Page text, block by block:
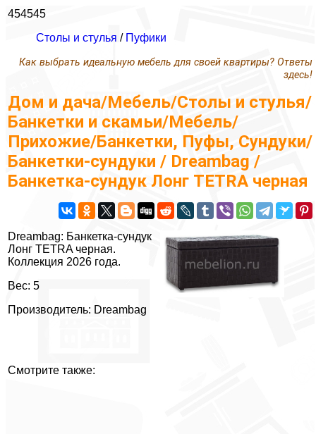
454545
Столы и стулья / Пуфики
Как выбрать идеальную мебель для своей квартиры? Ответы
здесь!
Дом и дача/Мебель/Столы и стулья/
Банкетки и скамьи/Мебель/
Прихожие/Банкетки, Пуфы, Сундуки/
Банкетки-сундуки / Dreambag /
Банкетка-сундук Лонг TETRA черная
Dreambag: Банкетка-сундук
Лонг TETRA черная.
Коллекция 2026 года.
Вес: 5
Производитель: Dreambag
Смотрите также: